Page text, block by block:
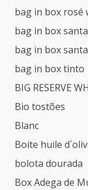
bag in box rosé
bag in box
bag in box
bag in box tinto
BIG RESERVE
Bio tostões
Blanc
Boite huile
bolota dourada
Box Adega de